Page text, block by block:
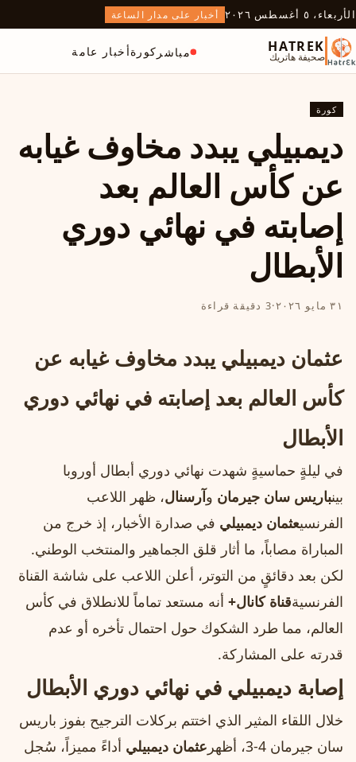
الأربعاء، ٥ أغسطس ٢٠٢٦ أخبار على مدار الساعة
HATREK
صحيفة هاتريك مباشر كورةأخبار عامة
كورة
ديمبيلي يبدد مخاوف غيابه
عن كأس العالم بعد
إصابته في نهائي دوري
الأبطال
٣١ مايو ٢٠٢٦ ·3 دقيقة قراءة
عثمان ديمبيلي يبدد مخاوف غيابه عن
كأس العالم بعد إصابته في نهائي دوري
الأبطال
في ليلةٍ حماسيةٍ شهدت نهائي دوري أبطال أوروبا
بينباريس سان جيرمان وآرسنال، ظهر اللاعب
الفرنسيعثمان ديمبيلي في صدارة الأخبار، إذ خرج من
المباراة مصاباً، ما أثار قلق الجماهير والمنتخب الوطني.
لكن بعد دقائقٍ من التوتر، أعلن اللاعب على شاشة القناة
الفرنسيةقناة كانال+ أنه مستعد تماماً للانطلاق في كأس
العالم، مما طرد الشكوك حول احتمال تأخره أو عدم
قدرته على المشاركة.
إصابة ديمبيلي في نهائي دوري الأبطال
خلال اللقاء المثير الذي اختتم بركلات الترجيح بفوز باريس
سان جيرمان 4-3، أظهر
عثمان ديمبيلي أداءً مميزاً، سُجل